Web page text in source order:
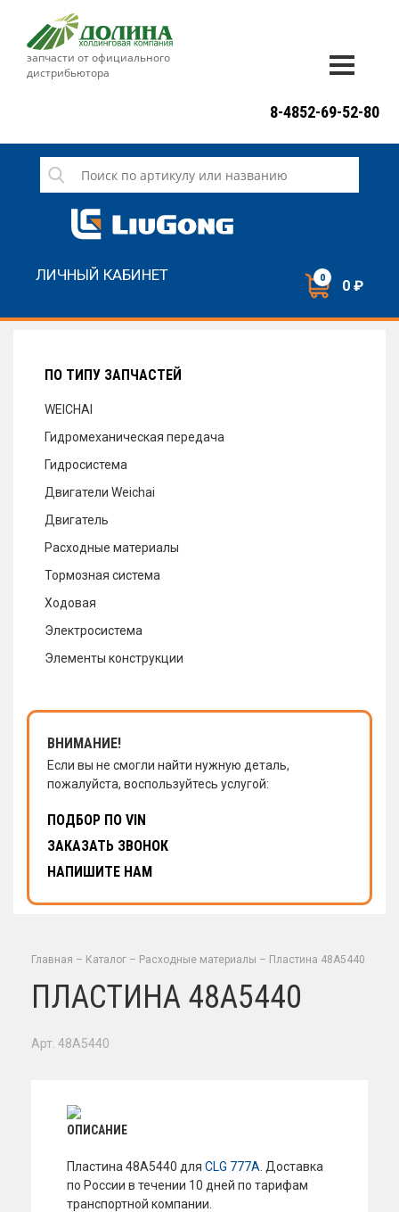
запчасти от официального
дистрибьютора
СЕРВИС
НОВОСТИ
8-4852-69-52-80
ЛИЧНЫЙ КАБИНЕТ 0 0 ₽
ПО ТИПУ ЗАПЧАСТЕЙ
WEICHAI
Гидромеханическая передача
Гидросистема
Двигатели Weichai
Двигатель
Расходные материалы
Тормозная система
Ходовая
Электросистема
Элементы конструкции
ВНИМАНИЕ!
Если вы не смогли найти нужную деталь,
пожалуйста, воспользуйтесь услугой:
ПОДБОР ПО VIN
ЗАКАЗАТЬ ЗВОНОК
НАПИШИТЕ НАМ
Главная – Каталог – Расходные материалы – Пластина 48А5440
ПЛАСТИНА 48А5440
Арт. 48A5440
ОПИСАНИЕ
Пластина 48А5440 для CLG 777A . Доставка
по России в течении 10 дней по тарифам
транспортной компании.